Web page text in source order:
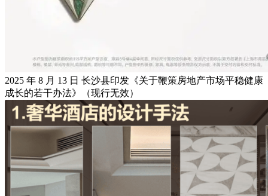
2025 年 8 月 13 日 长沙县印发《关于鞭策房地产市场平稳健康
成长的若干办法》（现行无效）